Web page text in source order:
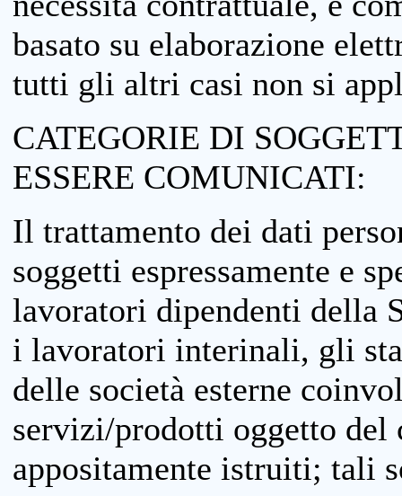
basato su elaborazione
tutti gli altri casi non si
CATEGORIE DI
ESSERE COMUNICATI:
Il trattamento dei dati
soggetti espressamente e
lavoratori dipendenti della
i lavoratori interinali, gli
delle società esterne
servizi/prodotti oggetto
appositamente istruiti; tali